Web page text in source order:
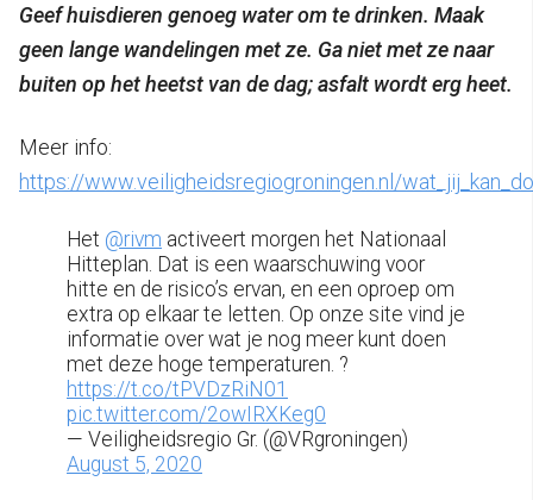
Geef huisdieren genoeg water om te drinken. Maak
geen lange wandelingen met ze. Ga niet met ze naar
buiten op het heetst van de dag; asfalt wordt erg heet.
Meer info:
https://www.veiligheidsregiogroningen.nl/
Het @rivm activeert morgen het Nationaal
Hitteplan. Dat is een waarschuwing voor
hitte en de risico’s ervan, en een oproep om
extra op elkaar te letten. Op onze site vind je
informatie over wat je nog meer kunt doen
met deze hoge temperaturen. ?
https://t.co/tPVDzRiN01
pic.twitter.com/2owIRXKeg0
— Veiligheidsregio Gr. (@VRgroningen)
August 5, 2020